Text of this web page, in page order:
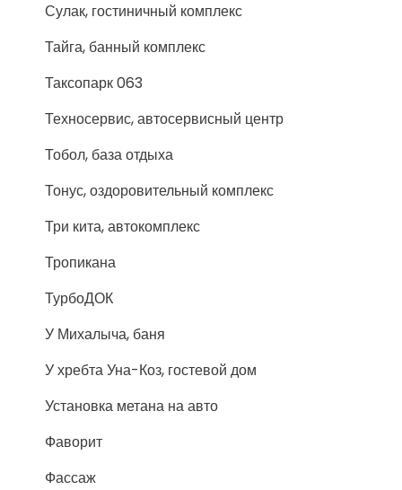
Сулак, гостиничный комплекс
Тайга, банный комплекс
Таксопарк 063
Техносервис, автосервисный центр
Тобол, база отдыха
Тонус, оздоровительный комплекс
Три кита, автокомплекс
Тропикана
ТурбоДОК
У Михалыча, баня
У хребта Уна-Коз, гостевой дом
Установка метана на авто
Фаворит
Фассаж